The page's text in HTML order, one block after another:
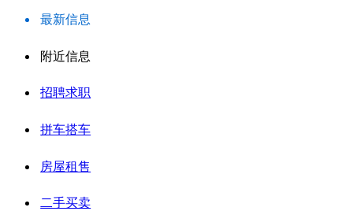
最新信息
附近信息
招聘求职
拼车搭车
房屋租售
二手买卖